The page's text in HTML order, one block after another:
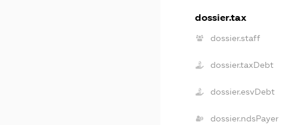
dossier.tax
dossier.staff
dossier.taxDebt
dossier.esvDebt
dossier.ndsPayer